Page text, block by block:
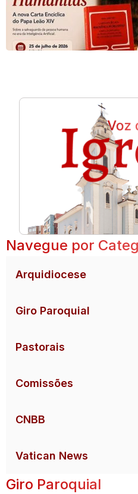
Navegue por
Arquidiocese
Giro Paroquial
Pastorais
Comissões
CNBB
Vatican News
Giro Paroquial